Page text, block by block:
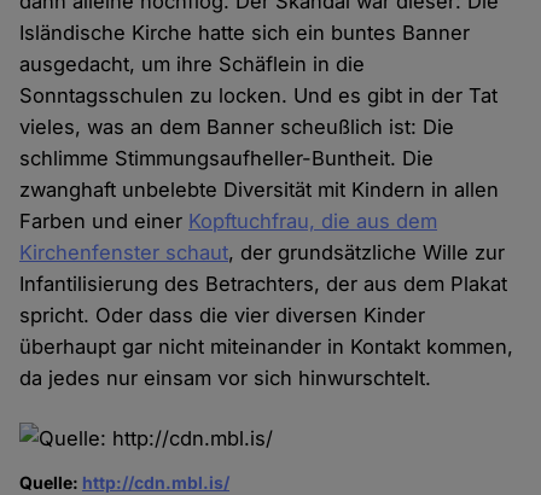
Isländische Kirche hatte sich ein buntes Banner
ausgedacht, um ihre Schäflein in die
Sonntagsschulen zu locken. Und es gibt in der Tat
vieles, was an dem Banner scheußlich ist: Die
schlimme Stimmungsaufheller-Buntheit. Die
zwanghaft unbelebte Diversität mit Kindern in allen
Farben und einer Kopftuchfrau, die aus dem
Kirchenfenster schaut, der grundsätzliche Wille zur
Infantilisierung des Betrachters, der aus dem Plakat
spricht. Oder dass die vier diversen Kinder
überhaupt gar nicht miteinander in Kontakt kommen,
da jedes nur einsam vor sich hinwurschtelt.
Quelle: http://cdn.mbl.is/